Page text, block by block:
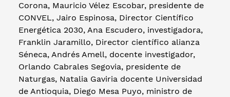
Corona, Mauricio Vélez Escobar, presidente de
CONVEL, Jairo Espinosa, Director Científico
Energética 2030, Ana Escudero, investigadora,
Franklin Jaramillo, Director científico alianza
Séneca, Andrés Amell, docente investigador,
Orlando Cabrales Segovia, presidente de
Naturgas, Natalia Gaviria docente Universidad
de Antioquia, Diego Mesa Puyo, ministro de